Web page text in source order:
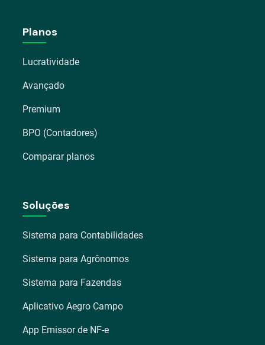
Planos
Lucratividade
Avançado
Premium
BPO (Contadores)
Comparar planos
Soluções
Sistema para Contabilidades
Sistema para Agrônomos
Sistema para Fazendas
Aplicativo Aegro Campo
App Emissor de NF-e